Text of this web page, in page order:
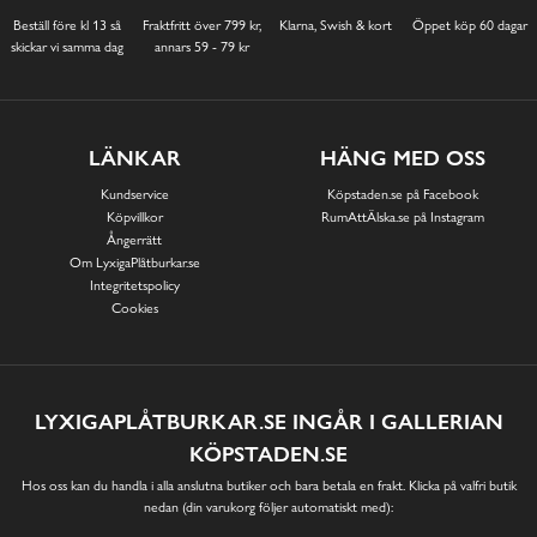
Beställ före kl 13 så
skickar vi samma dag
Fraktfritt över 799 kr,
annars 59 - 79 kr
Klarna, Swish & kort Öppet köp 60 dagar
LÄNKAR
Kundservice
Köpvillkor
Ångerrätt
Om LyxigaPlåtburkar.se
Integritetspolicy
Cookies
HÄNG MED OSS
Köpstaden.se på Facebook
RumAttÄlska.se på Instagram
LYXIGAPLÅTBURKAR.SE INGÅR I GALLERIAN
KÖPSTADEN.SE
Hos oss kan du handla i alla anslutna butiker och bara betala en frakt. Klicka på valfri butik
nedan (din varukorg följer automatiskt med):